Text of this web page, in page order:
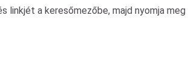
a keresőmezőbe, majd nyomja